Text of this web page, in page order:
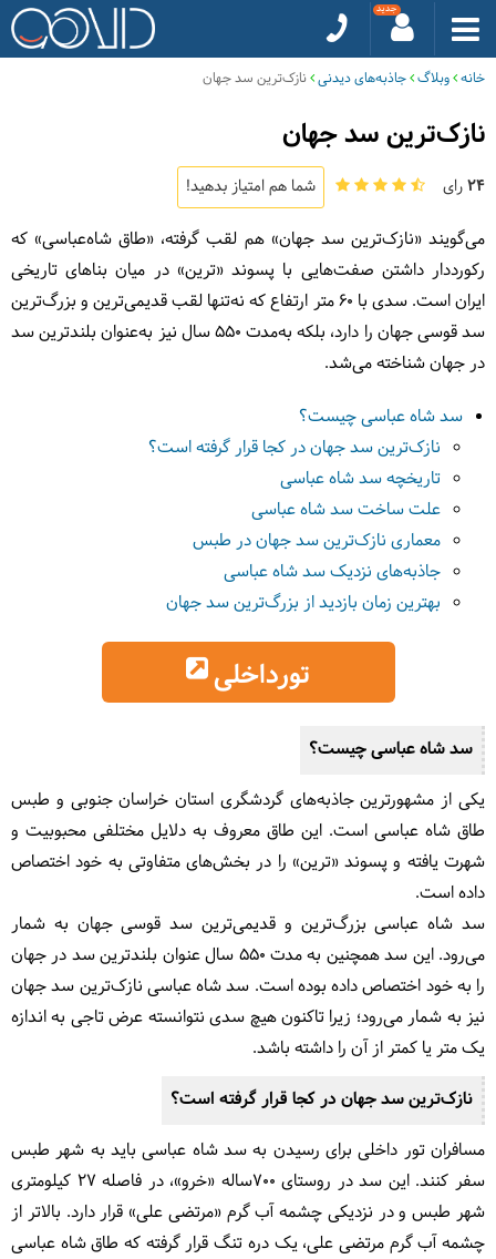
خانه وبلاگ جاذبه‌های دیدنی نازک‌ترین سد جهان
نازک‌ترین سد جهان
24رای شما هم امتیاز بدهید!
می‌گویند «نازک‌ترین سد جهان» هم لقب گرفته، «طاق شاه‌عباسی» که
رکورددار داشتن صفت‌هایی با پسوند «ترین» در میان بناهای تاریخی
ایران است. سدی با 60 متر ارتفاع که نه‌تنها لقب قدیمی‌ترین و بزرگ‌ترین
سد قوسی جهان را دارد، بلکه به‌مدت 550 سال نیز به‌عنوان بلندترین سد
در جهان شناخته می‌شد.
سد شاه عباسی چیست؟
نازک‌ترین سد جهان در کجا قرار گرفته است؟
تاریخچه سد شاه عباسی
علت ساخت سد شاه عباسی
معماری نازک‌ترین سد جهان در طبس
جاذبه‌های نزدیک سد شاه عباسی
بهترین زمان بازدید از بزرگ‌ترین سد جهان
تورداخلی
سد شاه عباسی چیست؟
یکی از مشهورترین جاذبه‌های گردشگری استان خراسان جنوبی و طبس
طاق شاه عباسی است. این طاق معروف به دلایل مختلفی محبوبیت و
شهرت یافته و پسوند «ترین» را در بخش‌های متفاوتی به خود اختصاص
داده است.
سد شاه عباسی بزرگ‌ترین و قدیمی‌ترین سد قوسی جهان به شمار
می‌رود. این سد همچنین به مدت ۵۵۰ سال عنوان بلندترین سد در جهان
را به خود اختصاص داده بوده است. سد شاه عباسی نازک‌ترین سد جهان
نیز به شمار می‌رود؛ زیرا تاکنون هیچ سدی نتوانسته عرض تاجی به اندازه
یک متر یا کمتر از آن را داشته باشد.
نازک‌ترین سد جهان در کجا قرار گرفته است؟
مسافران تور داخلی برای رسیدن به سد شاه عباسی باید به شهر طبس
سفر کنند. این سد در روستای ۷۰۰ساله «خرو»، در فاصله ۲۷ کیلومتری
شهر طبس و در نزدیکی چشمه آب گرم «مرتضی علی» قرار دارد. بالاتر از
چشمه آب گرم مرتضی علی، یک دره تنگ قرار گرفته که طاق شاه عباسی